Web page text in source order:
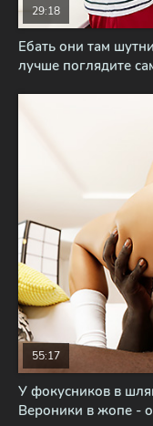
Ебать они там
лучше поглядите
29:18
У фокусников в
Вероники в жопе -
55:17